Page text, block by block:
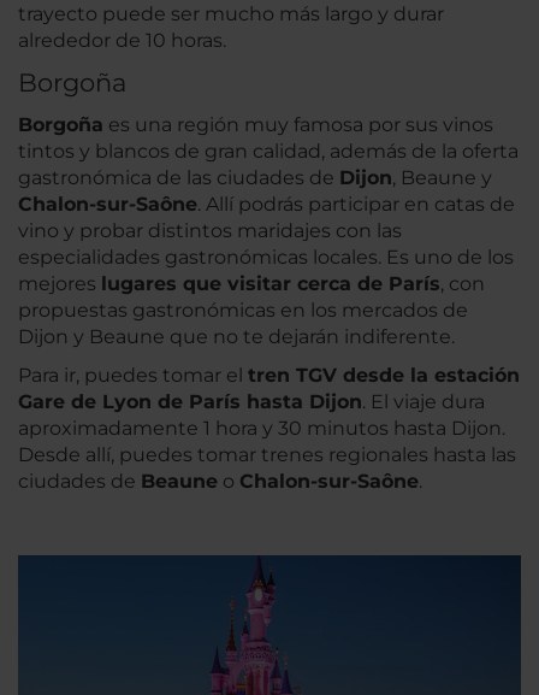
trayecto puede ser mucho más largo y durar
alrededor de 10 horas.
Borgoña
Borgoña es una región muy famosa por sus vinos
tintos y blancos de gran calidad, además de la oferta
gastronómica de las ciudades de Dijon, Beaune y
Chalon-sur-Saône. Allí podrás participar en catas de
vino y probar distintos maridajes con las
especialidades gastronómicas locales. Es uno de los
mejores lugares que visitar cerca de París, con
propuestas gastronómicas en los mercados de
Dijon y Beaune que no te dejarán indiferente.
Para ir, puedes tomar el tren TGV desde la estación
Gare de Lyon de París hasta Dijon. El viaje dura
aproximadamente 1 hora y 30 minutos hasta Dijon.
Desde allí, puedes tomar trenes regionales hasta las
ciudades de Beaune o Chalon-sur-Saône.